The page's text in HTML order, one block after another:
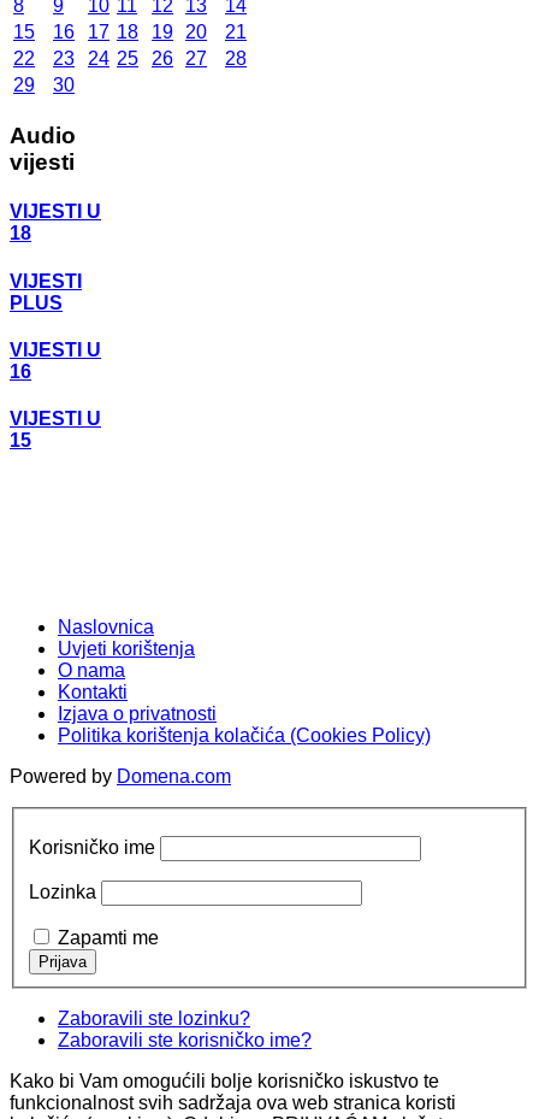
8
9 10 11 12 13
14
15
16 17 18 19 20
21
22
23 24 25 26 27
28
29
30
Audio
vijesti
VIJESTI U
18
VIJESTI
PLUS
VIJESTI U
16
VIJESTI U
15
Naslovnica
Uvjeti korištenja
O nama
Kontakti
Izjava o privatnosti
Politika korištenja kolačića (Cookies Policy)
Powered by Domena.com
Korisničko ime
Lozinka
Zapamti me
Zaboravili ste lozinku?
Zaboravili ste korisničko ime?
Kako bi Vam omogućili bolje korisničko iskustvo te
funkcionalnost svih sadržaja ova web stranica koristi